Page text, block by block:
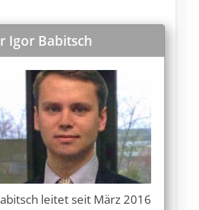
Igor Babitsch
leitet seit März 2016